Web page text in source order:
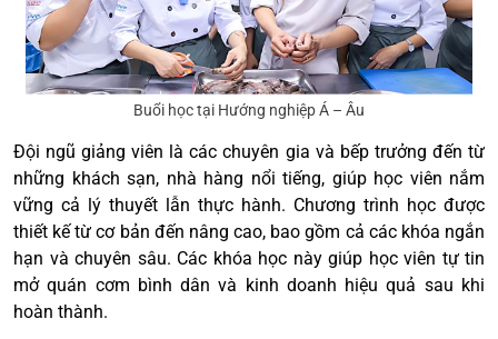
Buổi học tại Hướng nghiệp Á – Âu
Đội ngũ giảng viên là các chuyên gia và bếp trưởng đến từ
những khách sạn, nhà hàng nổi tiếng, giúp học viên nắm
vững cả lý thuyết lẫn thực hành. Chương trình học được
thiết kế từ cơ bản đến nâng cao, bao gồm cả các khóa ngắn
hạn và chuyên sâu. Các khóa học này giúp học viên tự tin
mở quán cơm bình dân và kinh doanh hiệu quả sau khi
hoàn thành.